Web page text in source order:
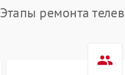
Этапы ремонта